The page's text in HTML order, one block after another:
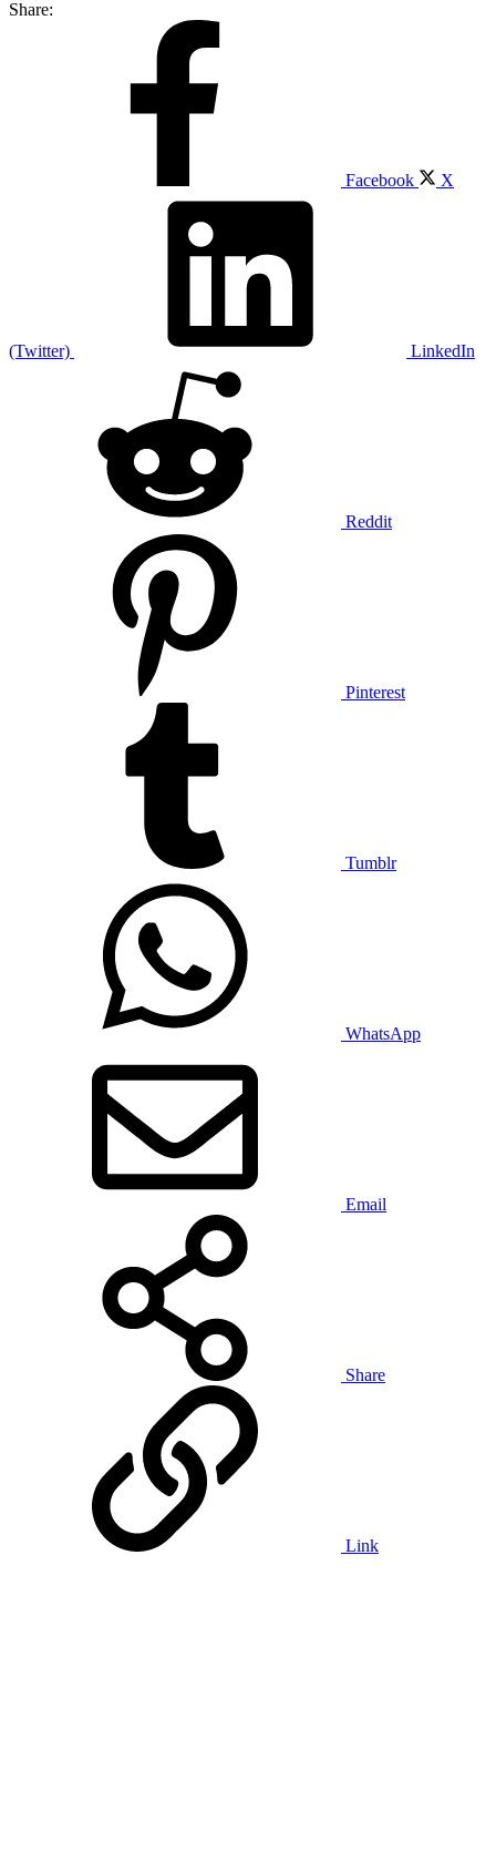
Share:
Facebook X
(Twitter) LinkedIn
Reddit
Pinterest
Tumblr
WhatsApp
Email
Share
Link